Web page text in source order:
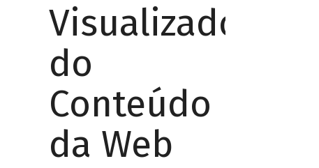
Visualizador
do
Conteúdo
da Web